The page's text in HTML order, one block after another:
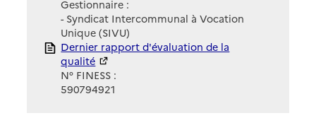
Gestionnaire :
- Syndicat Intercommunal à Vocation
Unique (SIVU)
Rapport HAS
Dernier rapport d'évaluation de la
qualité
N° FINESS :
590794921